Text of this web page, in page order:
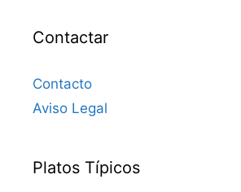
Contactar
Contacto
Aviso Legal
Platos Típicos